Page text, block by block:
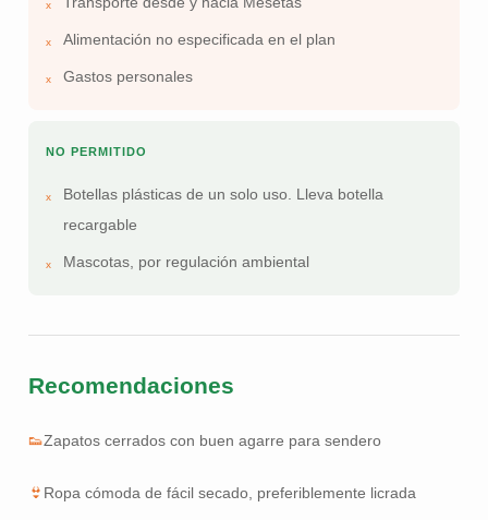
Alimentación no especificada en el plan
Gastos personales
NO PERMITIDO
Botellas plásticas de un solo uso. Lleva botella
recargable
Mascotas, por regulación ambiental
Recomendaciones
👟Zapatos cerrados con buen agarre para sendero
👙 Ropa cómoda de fácil secado, preferiblemente licrada